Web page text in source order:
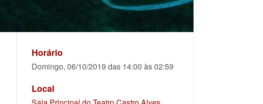
Horário
Domingo, 06/10/2019 das 14:00 às 02:59
Local